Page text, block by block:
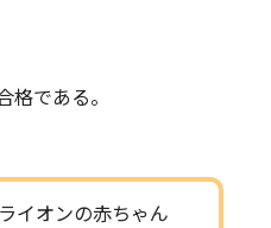
である。
イオンの赤ちゃん